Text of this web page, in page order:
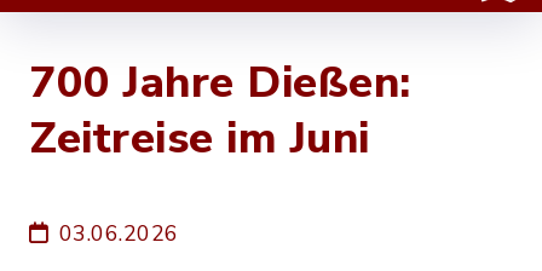
700 Jahre Dießen:
Zeitreise im Juni
03.06.2026